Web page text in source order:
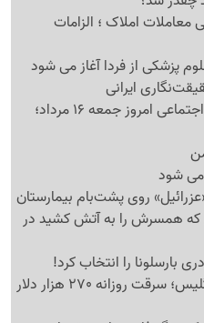
معاملات املاک ؛ الزامات
پزشکی از فردا آغاز می شود
ایرانی
آخرین اخبار بازنشستگان تامین اجتماعی امروز جمعه 16 مرداد؛
می شود
که همسرش را به آتش کشید در
بارسلونا را انتخاب کرد!
تبعات جنگ ایران و آمریکا در انگلیس؛ سرقت روزانه 270 هزار دلار